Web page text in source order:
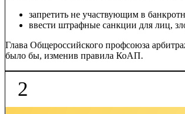
запретить не участвующим в
ввести штрафные санкции для лиц,
Глава Общероссийского профсоюза
было бы, изменив правила КоАП.
2